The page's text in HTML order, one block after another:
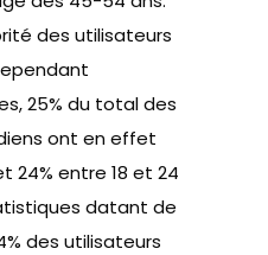
des utilisateurs
25% du total des
ont en effet
24% entre 18 et 24
datant de
des utilisateurs